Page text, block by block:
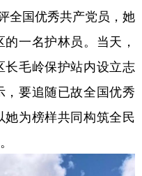
国优秀共产党员，她
一名护林员。当天，
毛岭保护站内设立志
要追随已故全国优秀
为榜样共同构筑全民